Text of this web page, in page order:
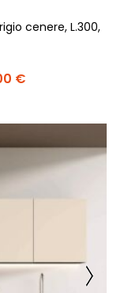
cenere, L.300,
€